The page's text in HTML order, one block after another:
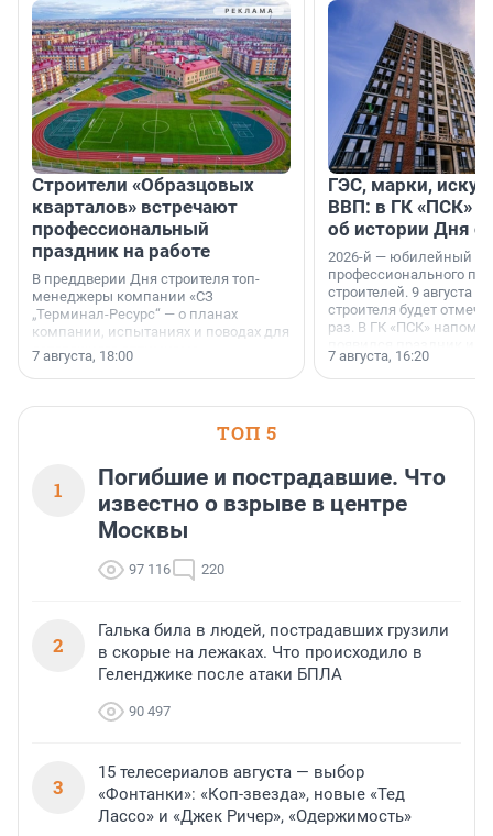
Строители «Образцовых
кварталов» встречают
профессиональный
праздник на работе
В преддверии Дня строителя топ-
менеджеры компании «СЗ
„Терминал-Ресурс“ — о планах
компании, испытаниях и поводах для
осторожного оптимизма.
7 августа, 18:00
ГЭС, марки,
ВВП: в ГК «ПСК»
об истории Дня
2026-й — юбилейный
профессионального
строителей. 9 августа
строителя будет
раз. В ГК «ПСК»
поменялась роль
7 августа, 16:20
ТОП 5
1
Погибшие и пострадавшие. Что
известно о взрыве в центре
Москвы
97 116 220
2
Галька била в людей, пострадавших грузили
в скорые на лежаках. Что происходило в
Геленджике после атаки БПЛА
90 497
3
15 телесериалов августа — выбор
«Фонтанки»: «Коп-звезда», новые «Тед
Лассо» и «Джек Ричер», «Одержимость»